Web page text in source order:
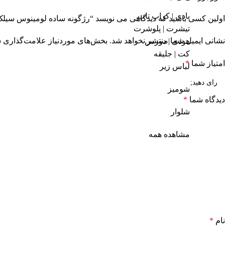
بادی | کراپ تاپ
تیشرت | پلوشرت
هودی | دورس
کت | جلیقه
لباس زیر
شومیز
شلوار
مشاهده همه
اولین کسی باشید که دیدگاهی می نویسد “رژگونه ساده لومینوس سیلک ۰۶ –
نشانی ایمیل شما منتشر نخواهد شد. بخش‌های موردنیاز علامت‌گذاری
امتیاز شما *
دیدگاه شما *
نام *